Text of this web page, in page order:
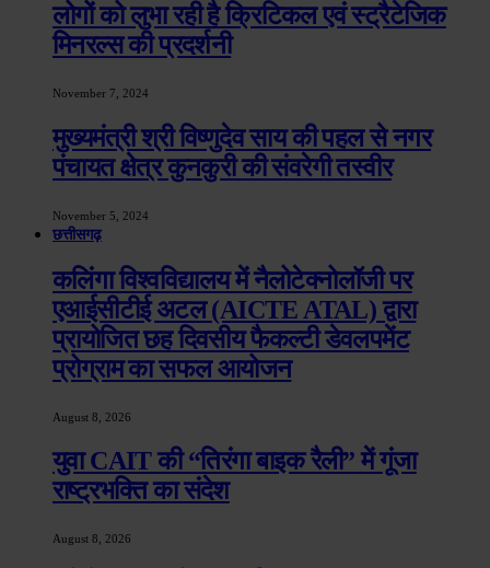
लोगों को लुभा रही है क्रिटिकल एवं स्ट्रैटेजिक
मिनरल्स की प्रदर्शनी
November 7, 2024
मुख्यमंत्री श्री विष्णुदेव साय की पहल से नगर
पंचायत क्षेत्र कुनकुरी की संवरेगी तस्वीर
November 5, 2024
छत्तीसगढ़
कलिंगा विश्वविद्यालय में नैलोटेक्नोलॉजी पर
एआईसीटीई अटल (AICTE ATAL) द्वारा
प्रायोजित छह दिवसीय फैकल्टी डेवलपमेंट
प्रोग्राम का सफल आयोजन
August 8, 2026
युवा CAIT की “तिरंगा बाइक रैली” में गूंजा
राष्ट्रभक्ति का संदेश
August 8, 2026